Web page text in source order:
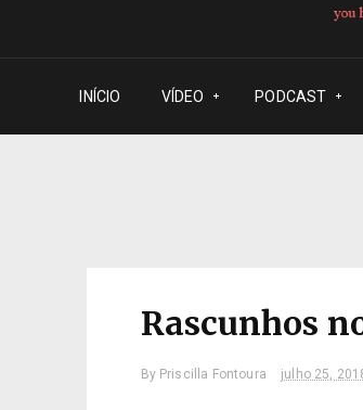
INÍCIO VÍDEO PODCAST
Rascunhos
By Priscilla Fontoura julho 25,